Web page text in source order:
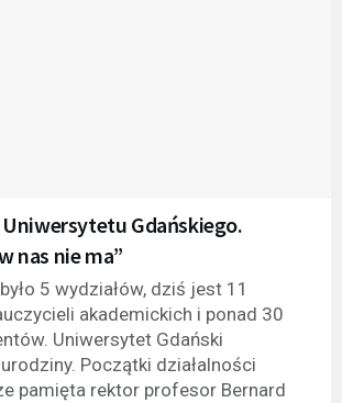
Gdańskiego.
nas nie ma”
5 wydziałów, dziś jest 11
akademickich i ponad 30
Uniwersytet Gdański
Początki działalności
pamięta rektor profesor Bernard